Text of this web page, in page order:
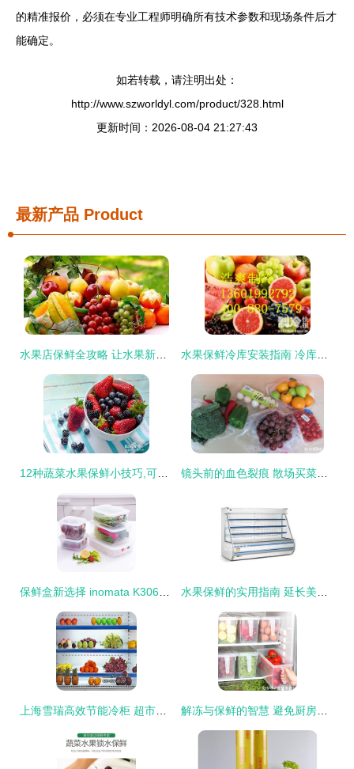
的精准报价，必须在专业工程师明确所有技术参数和现场条件后才
能确定。
如若转载，请注明出处：
http://www.szworldyl.com/product/328.html
更新时间：2026-08-04 21:27:43
最新产品 Product